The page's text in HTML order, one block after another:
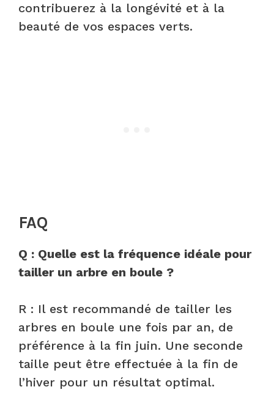
contribuerez à la longévité et à la
beauté de vos espaces verts.
FAQ
Q : Quelle est la fréquence idéale pour
tailler un arbre en boule ?
R : Il est recommandé de tailler les
arbres en boule une fois par an, de
préférence à la fin juin. Une seconde
taille peut être effectuée à la fin de
l’hiver pour un résultat optimal.